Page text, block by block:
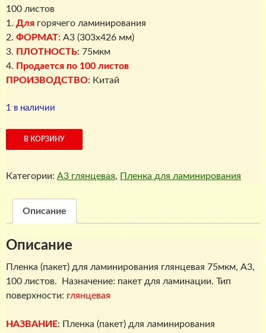
100 листов
1. Для горячего ламинирования
2. ФОРМАТ: A3 (303х426 мм)
3. ПЛОТНОСТЬ: 75мкм
4. Продается по 100 листов
ПРОИЗВОДСТВО: Китай
1 в наличии
Количество
товара
Пленка
для
ламинирования
А3
глянцевая,
75
мкм,
100
листов
В КОРЗИНУ
Категории: A3 глянцевая, Пленка для ламинирования
Описание
Описание
Пленка (пакет) для ламинирования глянцевая 75мкм, A3,
100 листов. Назначение: пакет для ламинации. Тип
поверхности: глянцевая
НАЗВАНИЕ: Пленка (пакет) для ламинирования